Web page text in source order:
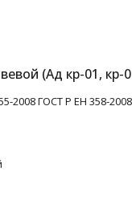
(Aд кр-01, кр-
2008 ГОСТ Р ЕН 358-2008